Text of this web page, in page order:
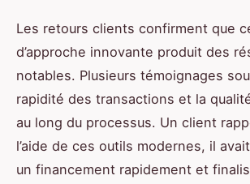
Les retours clients confirment que
d’approche innovante produit des
notables. Plusieurs témoignages
rapidité des transactions et la
au long du processus. Un client
l’aide de ces outils modernes, il
un financement rapidement et